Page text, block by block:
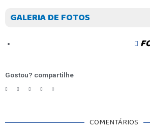
GALERIA DE FOTOS
Gostou? compartilhe
COMENTÁRIOS